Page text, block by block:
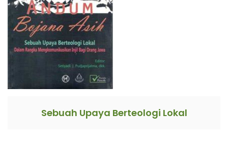
Sebuah Upaya Berteologi Lokal